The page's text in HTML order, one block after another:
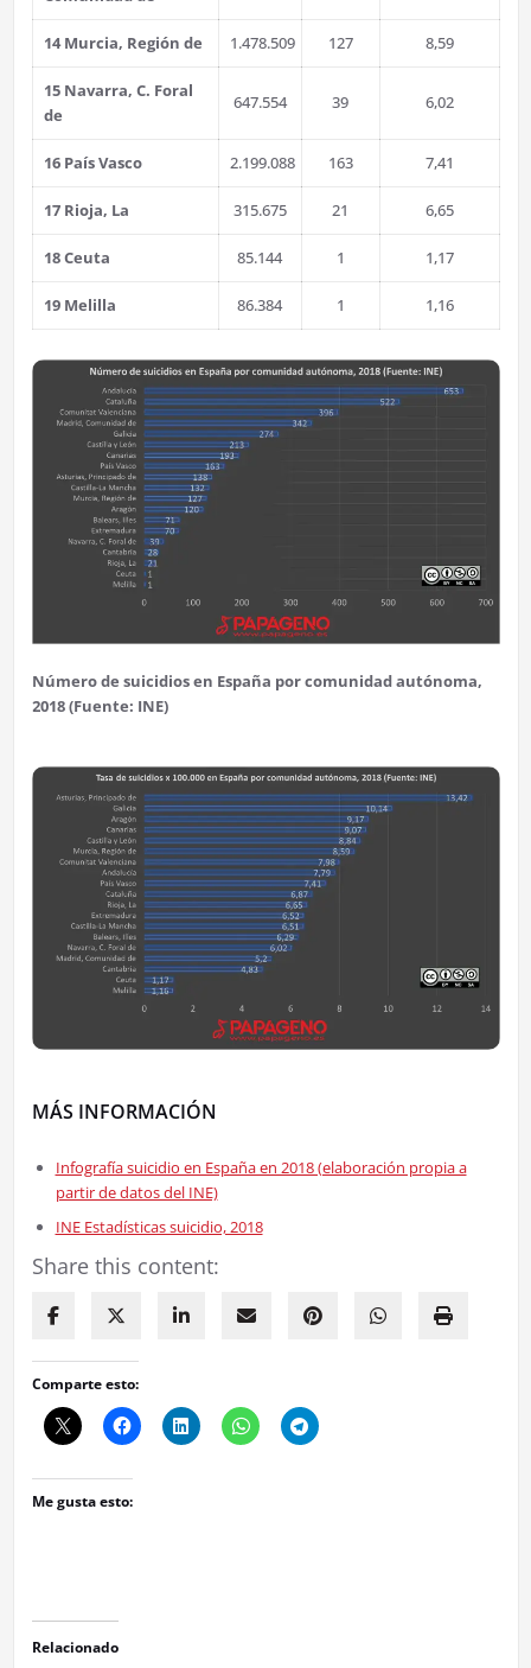
14 Murcia, Región de 1.478.509 127 8,59
15 Navarra, C. Foral
de
647.554 39 6,02
16 País Vasco 2.199.088 163 7,41
17 Rioja, La 315.675 21 6,65
18 Ceuta 85.144 1 1,17
19 Melilla 86.384 1 1,16
Número de suicidios en España por comunidad autónoma,
2018 (Fuente: INE)
MÁS INFORMACIÓN
Infografía suicidio en España en 2018 (elaboración propia a
partir de datos del INE)
INE Estadísticas suicidio, 2018
Share this content:
Comparte esto:
Me gusta esto:
Relacionado